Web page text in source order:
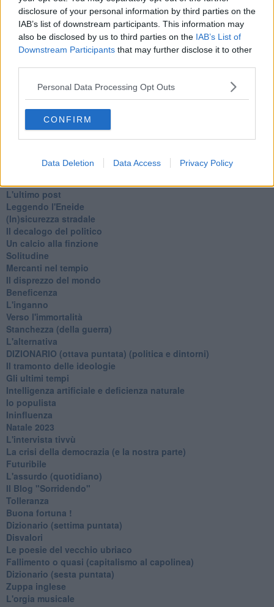
disclosure of your personal information by third parties on the
IAB’s list of downstream participants. This information may
also be disclosed by us to third parties on the IAB’s List of
Downstream Participants that may further disclose it to other
Personal Data Processing Opt Outs
CONFIRM
Data Deletion Data Access Privacy Policy
Schizzi di fango
Sor-riso amaro
Fine anno al ristorante
La festa di Capodanno
Re e regnanti
A noi interessa il dito non la luna
Come rubare allo stato e vivere felici
Una performance
Il compagno
​Io (allo specchio)
Passato, presente, futuro
La virtù del non fare
L'ultimo post
Leggendo l'Eneide
​(In)sicurezza stradale
Il decalogo del politico
Un calcio alla finzione
Solitudine
Mercanti nel tempio
Il disprezzo del mondo
Beneficenza
L'inganno
Verso l'immortalità
Stanchezza (della guerra)
L'alternativa
​DIZIONARIO (ottava puntata) (politica e dintorni)
Il tramonto delle ideologie
Gli ultimi tempi
Intelligenza artificiale e deficienza naturale
Io populista
Ininfluenza
Natale 2023
L'intervista tivvù
La crisi della democrazia (e la nostra parte)
Futuribile
L'assurdo (quotidiano)
Il Blog "Sorridendo"
Tolleranza
Buona fortuna !
​Dizionario (settima puntata)
Disvalori
Le poesie del vecchio ubriaco
Fallimento o quasi (capitalismo al capolinea)
Dizionario (sesta puntata)
Zuppa inglese
L'orgia musicale